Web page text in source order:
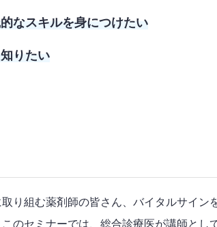
なスキルを身につけたい
りたい
り組む薬剤師の皆さん、バイタルサイン
のセミナーでは、総合診療医が講師とし